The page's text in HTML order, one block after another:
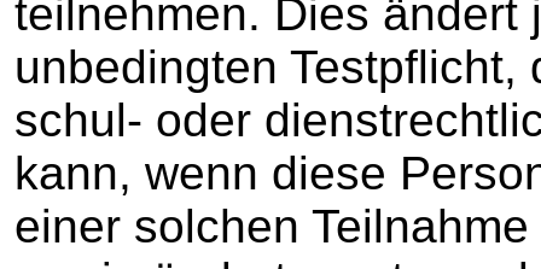
teilnehmen. Dies ändert
unbedingten
schul- oder
kann, wenn diese
einer solchen